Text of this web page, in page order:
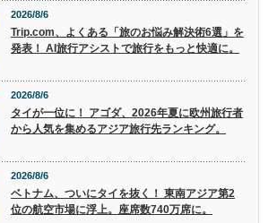
2026/8/6
Trip.com、よくある「旅のお悩み解決術6選」を
発表！ AI旅行アシストで旅行をもっと快適に。
2026/8/6
タイが一位に！ アゴダ、2026年夏に欧州旅行者
から人気を集めるアジア旅行先ランキング。
2026/8/6
ベトナム、ついにタイを抜く！ 東南アジア第2
位の航空市場に浮上。座席数740万席に。